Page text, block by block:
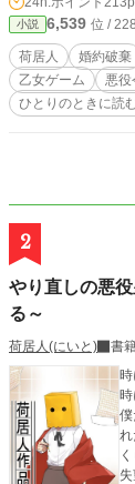
荷
個
ま
も
せ
小説 6,539 位 /
荷居人 婚約破棄
乙女ゲーム
悪役
ひとりのときに読
2
やり直しの悪
る～
荷居人(にいと)
書
僕
れ
失望した」